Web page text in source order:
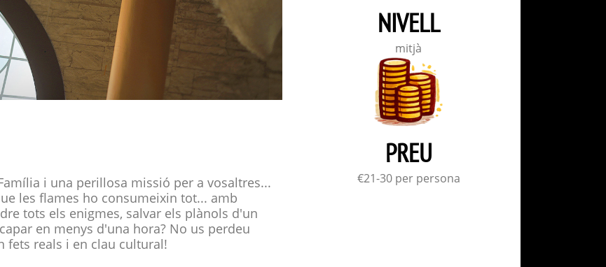
i una perillosa missió per a vosaltres...
les flames ho consumeixin tot... amb
tots els enigmes, salvar els plànols d'un
en menys d'una hora? No us perdeu
fets reals i en clau cultural!
NIVELL
mitjà
PREU
€21-30 per persona